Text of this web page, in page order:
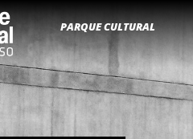
PARQUE CULTURAL